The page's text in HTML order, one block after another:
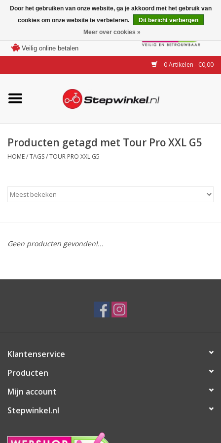
Veilig online betalen
0 Artikelen - €0,00
Merken
Modellen
Accessoires
Steps huren of uitproberen
Producten getagd met Tour Pro XXL G5
HOME/TAGS/TOUR PRO XXL G5
Geen producten gevonden!...
Klantenservice
Producten
Mijn account
Stepwinkel.nl
Door het gebruiken van onze website, ga je akkoord met het gebruik van
cookies om onze website te verbeteren.
Dit bericht verbergen
Meer over cookies »